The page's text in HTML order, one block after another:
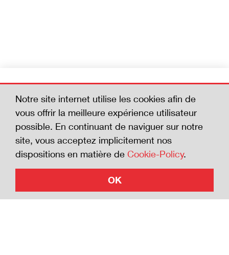
Notre site internet utilise les cookies afin de
vous offrir la meilleure expérience utilisateur
possible. En continuant de naviguer sur notre
site, vous acceptez implicitement nos
dispositions en matière de Cookie-Policy.
OK
Devenez membre
mortels. En adhérant à la Charte de la
sécurité, vous affichez votre volonté de vous
investir en faveur de la sécurité.
Adhérer à la Charte